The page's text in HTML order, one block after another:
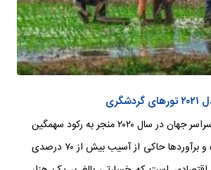
همه‌گیری کرونا در سراسر جهان در سال ۲۰۲۰ منجر به رکود سهمگین
بازار گردشگری شده و برآوردها حاکی از آسیب بیش از ۷۰ درصدی